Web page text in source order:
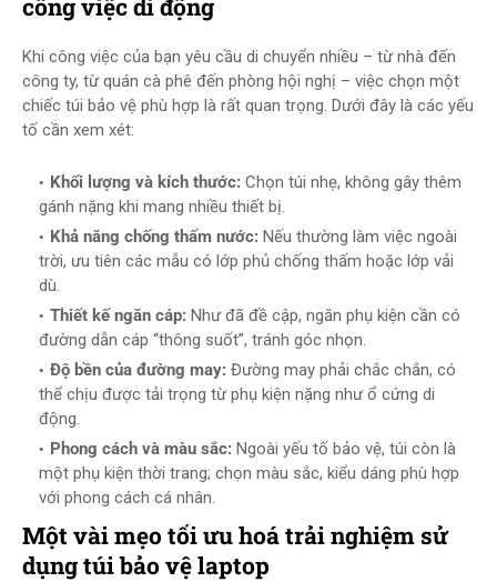
công việc di động
Khi công việc của bạn yêu cầu di chuyển nhiều – từ nhà đến
công ty, từ quán cà phê đến phòng hội nghị – việc chọn một
chiếc túi bảo vệ phù hợp là rất quan trọng. Dưới đây là các yếu
tố cần xem xét:
Khối lượng và kích thước: Chọn túi nhẹ, không gây thêm
gánh nặng khi mang nhiều thiết bị.
Khả năng chống thấm nước: Nếu thường làm việc ngoài
trời, ưu tiên các mẫu có lớp phủ chống thấm hoặc lớp vải
dù.
Thiết kế ngăn cáp: Như đã đề cập, ngăn phụ kiện cần có
đường dẫn cáp “thông suốt”, tránh góc nhọn.
Độ bền của đường may: Đường may phải chắc chắn, có
thể chịu được tải trọng từ phụ kiện nặng như ổ cứng di
động.
Phong cách và màu sắc: Ngoài yếu tố bảo vệ, túi còn là
một phụ kiện thời trang; chọn màu sắc, kiểu dáng phù hợp
với phong cách cá nhân.
Một vài mẹo tối ưu hoá trải nghiệm sử
dụng túi bảo vệ laptop